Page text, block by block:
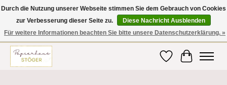
Hier finden Sie hochwertige Produkte im Bereich Schule, Büro, Papier,
Schreiben und vieles mehr! Erhalten Sie Ihre Bestellung bequem nach
Hause oder ins Büro geliefert!
Wunschzettel
Ihr
Durch die Nutzung unserer Webseite stimmen Sie dem Gebrauch von Cookies
zur Verbesserung dieser Seite zu.
Diese Nachricht Ausblenden
Für weitere Informationen beachten Sie bitte unsere Datenschutzerklärung. »